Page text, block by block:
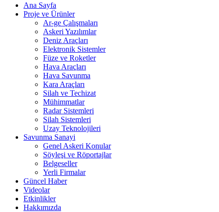
Ana Sayfa
Proje ve Ürünler
Ar-ge Çalışmaları
Askeri Yazılımlar
Deniz Araçları
Elektronik Sistemler
Füze ve Roketler
Hava Araçları
Hava Savunma
Kara Araçları
Silah ve Techizat
Mühimmatlar
Radar Sistemleri
Silah Sistemleri
Uzay Teknolojileri
Savunma Sanayi
Genel Askeri Konular
Söyleşi ve Röportajlar
Belgeseller
Yerli Firmalar
Güncel Haber
Videolar
Etkinlikler
Hakkımızda